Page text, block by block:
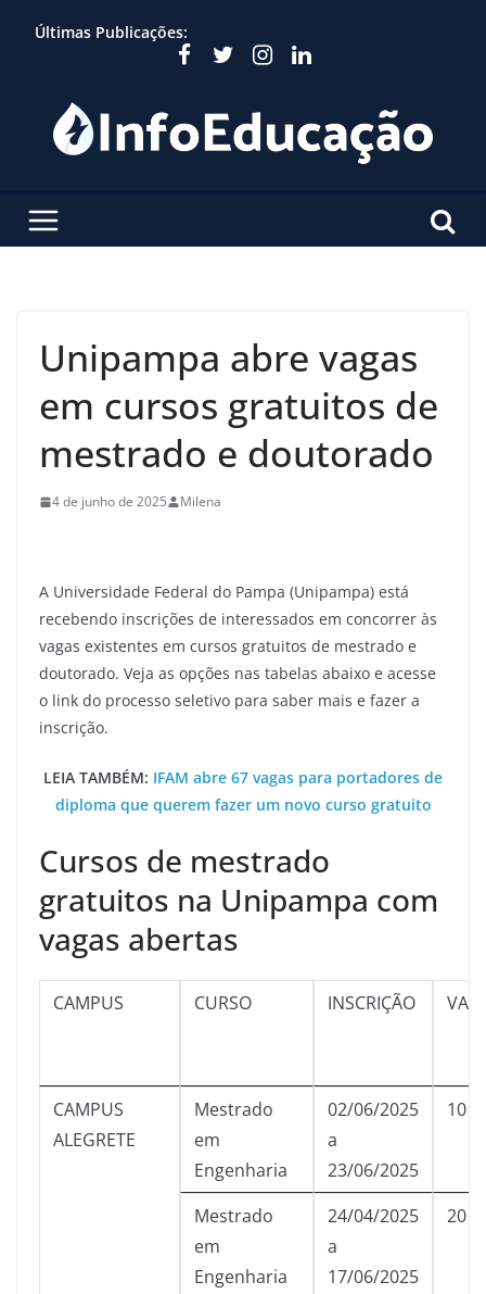
Últimas Publicações:
Unipampa abre vagas
em cursos gratuitos de
mestrado e doutorado
4 de junho de 2025 Milena
A Universidade Federal do Pampa (Unipampa) está
recebendo inscrições de interessados em concorrer às
vagas existentes em cursos gratuitos de mestrado e
doutorado. Veja as opções nas tabelas abaixo e acesse
o link do processo seletivo para saber mais e fazer a
inscrição.
LEIA TAMBÉM: IFAM abre 67 vagas para portadores de
diploma que querem fazer um novo curso gratuito
Cursos de mestrado
gratuitos na Unipampa com
vagas abertas
CAMPUS CURSO INSCRIÇÃO
CAMPUS
ALEGRETE
Mestrado
em
Engenharia
02/06/2025
a
23/06/2025
10
Mestrado
em
Engenharia
24/04/2025
a
17/06/2025
20